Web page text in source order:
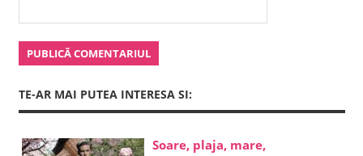
TE-AR MAI PUTEA INTERESA SI:
Soare, plaja, mare,